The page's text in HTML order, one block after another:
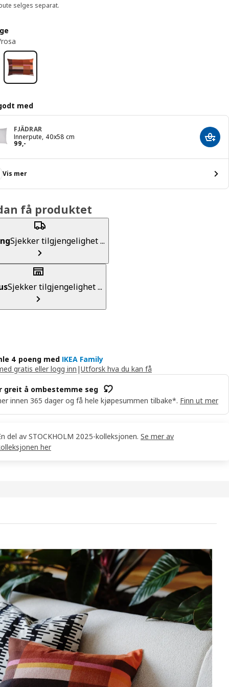
selges separat.
med
FJÄDRAR
Innerpute, 40x58 cm
99,-
Pris 99,- Legg
Vis mer
få produktet
Sjekker tilgjengelighet ...
Sjekker tilgjengelighet ...
4 poeng med IKEA Family
gratis eller logg inn |Utforsk hva du kan få
greit å ombestemme seg
innen 365 dager og få hele kjøpesummen tilbake*. Finn ut mer
del av STOCKHOLM 2025-kolleksjonen. Se mer av
her